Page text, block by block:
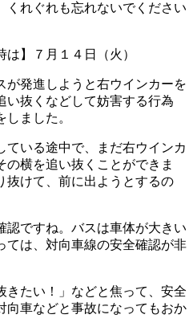
くれぐれも忘れないでください
は】７月１４日（火）
が発進しようと右ウインカーを
い抜くなどして妨害する行為
ました。
ている途中で、まだ右ウインカ
横を追い抜くことができま
抜けて、前に出ようとするの
認ですね。バスは車体が大きい
ては、対向車線の安全確認が非
きたい！」などと焦って、安全
向車などと事故になってもおか